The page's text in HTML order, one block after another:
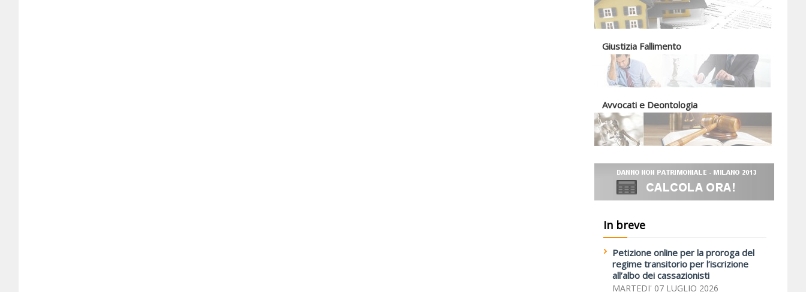
Giustizia Fallimento
Avvocati e Deontologia
In breve
Petizione online per la proroga del
regime transitorio per l’iscrizione
all’albo dei cassazionisti
MARTEDI' 07 LUGLIO 2026